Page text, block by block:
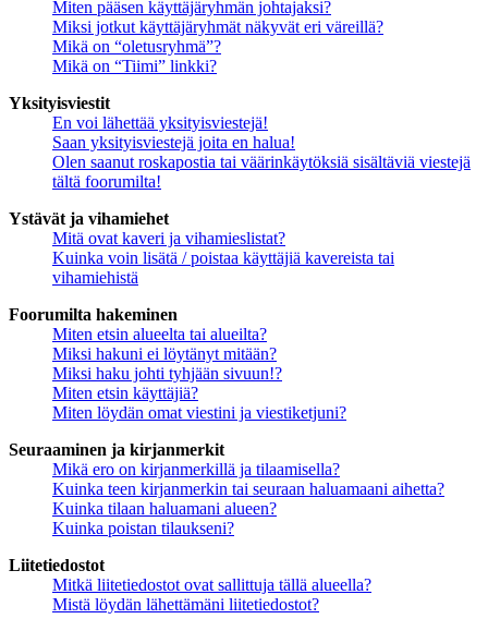
Miten pääsen käyttäjäryhmän johtajaksi?
Miksi jotkut käyttäjäryhmät näkyvät eri väreillä?
Mikä on “oletusryhmä”?
Mikä on “Tiimi” linkki?
Yksityisviestit
En voi lähettää yksityisviestejä!
Saan yksityisviestejä joita en halua!
Olen saanut roskapostia tai väärinkäytöksiä sisältäviä viestejä
tältä foorumilta!
Ystävät ja vihamiehet
Mitä ovat kaveri ja vihamieslistat?
Kuinka voin lisätä / poistaa käyttäjiä kavereista tai
vihamiehistä
Foorumilta hakeminen
Miten etsin alueelta tai alueilta?
Miksi hakuni ei löytänyt mitään?
Miksi haku johti tyhjään sivuun!?
Miten etsin käyttäjiä?
Miten löydän omat viestini ja viestiketjuni?
Seuraaminen ja kirjanmerkit
Mikä ero on kirjanmerkillä ja tilaamisella?
Kuinka teen kirjanmerkin tai seuraan haluamaani aihetta?
Kuinka tilaan haluamani alueen?
Kuinka poistan tilaukseni?
Liitetiedostot
Mitkä liitetiedostot ovat sallittuja tällä alueella?
Mistä löydän lähettämäni liitetiedostot?